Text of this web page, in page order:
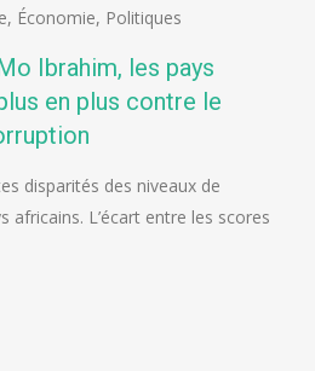
, Économie, Politiques
Ibrahim, les pays
en plus contre le
disparités des niveaux de
africains. L’écart entre les scores